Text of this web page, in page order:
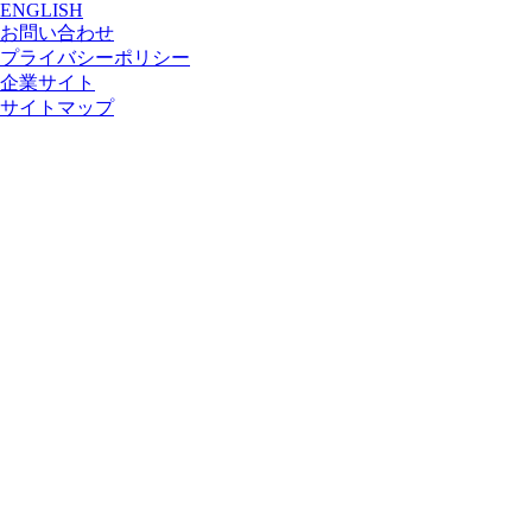
ENGLISH
お問い合わせ
プライバシーポリシー
企業サイト
サイトマップ